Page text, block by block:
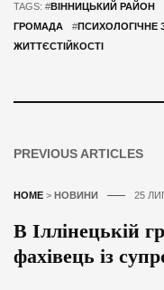
TAGS: #ВІННИЦЬКИЙ РАЙОН
ГРОМАДА
#ПСИХОЛОГІЧНЕ
ЖИТТЄСТІЙКОСТІ
PREVIOUS ARTICLES
HOME > НОВИНИ 25
В Іллінецькій
фахівець із